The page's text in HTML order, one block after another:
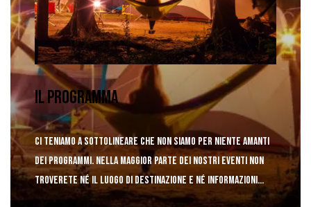
Il Programma
Ci teniamo a sottolineare che non siamo per nienteamanti
dei programmi. Nella maggior parte dei nostri eventi non
troverete né il luogo di destinazione e né informazioni
sulla durata, ma soltanto la distanza dal nostro punto di